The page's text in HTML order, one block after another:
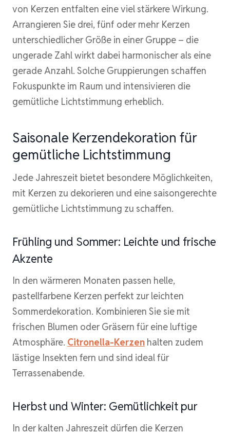
von Kerzen entfalten eine viel stärkere Wirkung.
Arrangieren Sie drei, fünf oder mehr Kerzen
unterschiedlicher Größe in einer Gruppe – die
ungerade Zahl wirkt dabei harmonischer als eine
gerade Anzahl. Solche Gruppierungen schaffen
Fokuspunkte im Raum und intensivieren die
gemütliche Lichtstimmung erheblich.
Saisonale Kerzendekoration für
gemütliche Lichtstimmung
Jede Jahreszeit bietet besondere Möglichkeiten,
mit Kerzen zu dekorieren und eine saisongerechte
gemütliche Lichtstimmung zu schaffen.
Frühling und Sommer: Leichte und frische
Akzente
In den wärmeren Monaten passen helle,
pastellfarbene Kerzen perfekt zur leichten
Sommerdekoration. Kombinieren Sie sie mit
frischen Blumen oder Gräsern für eine luftige
Atmosphäre. Citronella-Kerzen halten zudem
lästige Insekten fern und sind ideal für
Terrassenabende.
Herbst und Winter: Gemütlichkeit pur
In der kalten Jahreszeit dürfen die Kerzen